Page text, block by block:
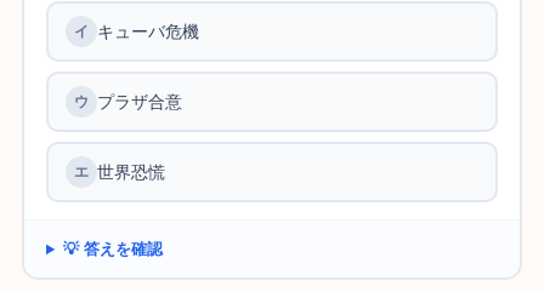
キューバ危機
プラザ合意
世界恐慌
💡 答えを確認